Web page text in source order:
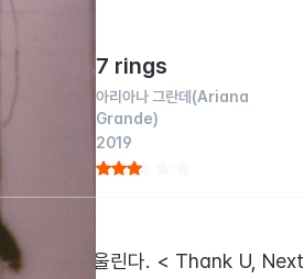
7 rings
아리아나 그란데 (Ariana
Grande)
2019
의 알람을 울린다. < Thank U, Next